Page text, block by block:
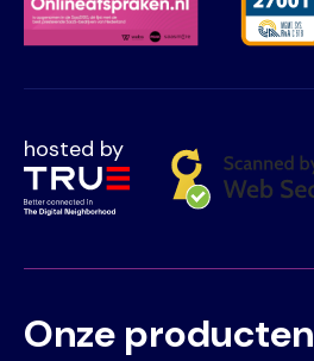
hosted by
Voet
Primair
Onze producten